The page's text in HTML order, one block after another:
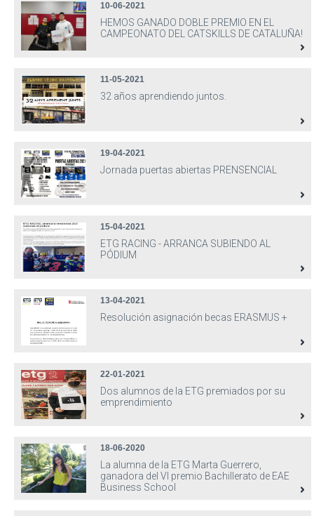
10-06-2021
HEMOS GANADO DOBLE PREMIO EN EL
CAMPEONATO DEL CATSKILLS DE CATALUÑA!
11-05-2021
32 años aprendiendo juntos.
19-04-2021
Jornada puertas abiertas PRENSENCIAL
15-04-2021
ETG RACING - ARRANCA SUBIENDO AL
PÓDIUM
13-04-2021
Resolución asignación becas ERASMUS +
22-01-2021
Dos alumnos de la ETG premiados por su
emprendimiento
18-06-2020
La alumna de la ETG Marta Guerrero,
ganadora del VI premio Bachillerato de EAE
Business School